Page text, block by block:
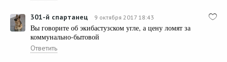
301-й спартанец 9 октября 2017 18:43
Вы говорите об экибастузском угле, а цену ломят за
коммунально-бытовой
Ответить